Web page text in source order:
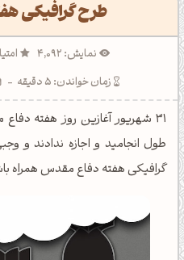
طرح گرافیکی
نمایش: 4,092 امتیاز:
زمان خواندن: 5 دقیقه
-
طول انجامید و اجازه ندادند و
گرافیکی هفته دفاع مقدس همراه